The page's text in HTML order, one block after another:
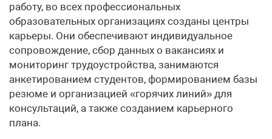
работу, во всех профессиональных
образовательных организациях созданы центры
карьеры. Они обеспечивают индивидуальное
сопровождение, сбор данных о вакансиях и
мониторинг трудоустройства, занимаются
анкетированием студентов, формированием базы
резюме и организацией «горячих линий» для
консультаций, а также созданием карьерного
плана.